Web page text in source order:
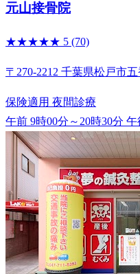
元山接骨院
★★★★★ 5 (70)
〒270-2212 千葉県松戸市
保険適用 夜間診療
午前 9時00分～20時30分 午